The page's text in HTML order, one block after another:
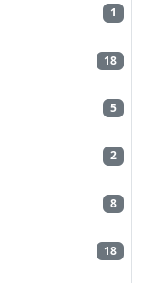
1
18
5
2
8
18